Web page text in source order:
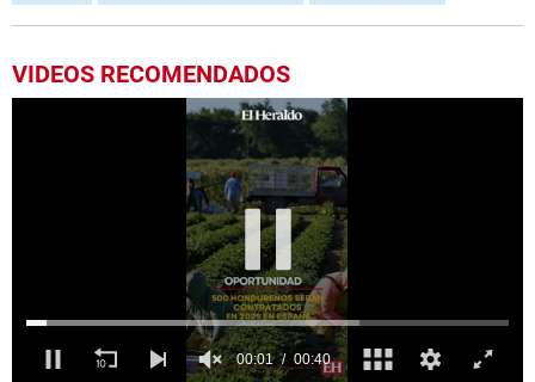
VIDEOS RECOMENDADOS